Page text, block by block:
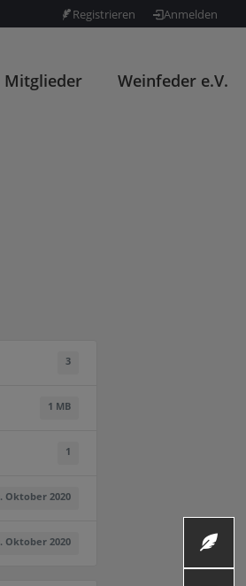
Registrieren Anmelden
Mitglieder Weinfeder e.V.
3
1 MB
1
Oktober 2020
Oktober 2020